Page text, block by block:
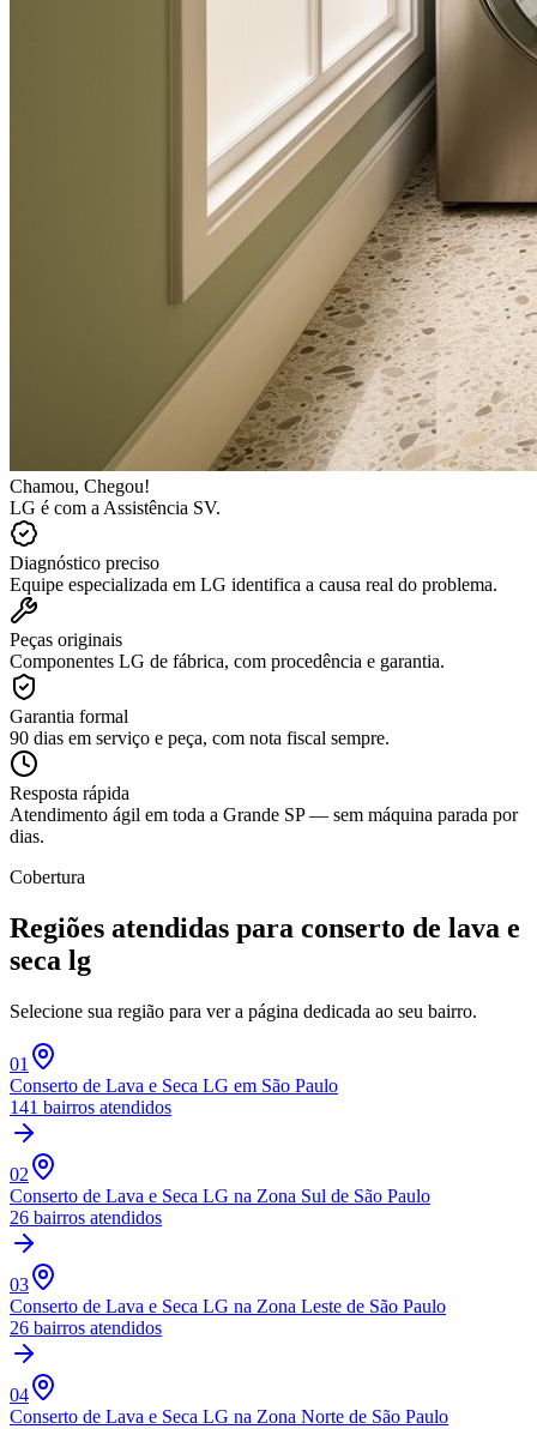
Chamou, Chegou!
LG é com a Assistência SV.
Diagnóstico preciso
Equipe especializada em LG identifica a causa real do problema.
Peças originais
Componentes LG de fábrica, com procedência e garantia.
Garantia formal
90 dias em serviço e peça, com nota fiscal sempre.
Resposta rápida
Atendimento ágil em toda a Grande SP — sem máquina parada por
dias.
Cobertura
Regiões atendidas para conserto de lava e
seca lg
Selecione sua região para ver a página dedicada ao seu bairro.
01
Conserto de Lava e Seca LG em São Paulo
141 bairros atendidos
02
Conserto de Lava e Seca LG na Zona Sul de São Paulo
26 bairros atendidos
03
Conserto de Lava e Seca LG na Zona Leste de São Paulo
26 bairros atendidos
04
Conserto de Lava e Seca LG na Zona Norte de São Paulo